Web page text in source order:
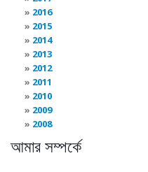
2016
2015
2014
2013
2012
2011
2010
2009
2008
আমার সম্পর্কে